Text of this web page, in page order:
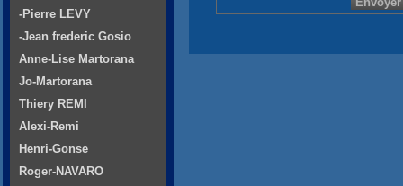
-Pierre LEVY
-Jean frederic Gosio
Anne-Lise Martorana
Jo-Martorana
Thiery REMI
Alexi-Remi
Henri-Gonse
Roger-NAVARO